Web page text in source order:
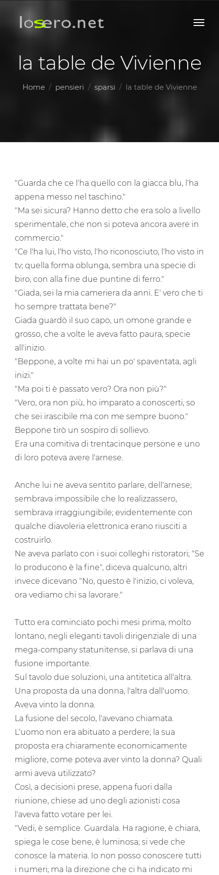
la table de Vivienne
Home pensieri sparsi la table de Vivienne
"Guarda che ce l'ha quello con la giacca blu, l'ha
appena messo nel taschino."
"Ma sei sicura? Hanno detto che era solo a livello
sperimentale, che non si poteva ancora avere in
commercio."
"Ce l'ha lui, l'ho visto, l'ho riconosciuto, l'ho visto in
tv; quella forma oblunga, sembra una specie di
biro, con alla fine due puntine di ferro."
"Giada, sei la mia cameriera da anni. E' vero che ti
ho sempre trattata bene?"
Giada guardò il suo capo, un omone grande e
grosso, che a volte le aveva fatto paura, specie
all'inizio.
"Beppone, a volte mi hai un po' spaventata, agli
inizi."
"Ma poi ti è passato vero? Ora non più?"
"Vero, ora non più, ho imparato a conoscerti, so
che sei irascibile ma con me sempre buono."
Beppone tirò un sospiro di sollievo.
Era una comitiva di trentacinque persone e uno
di loro poteva avere l'arnese.
Anche lui ne aveva sentito parlare, dell'arnese;
sembrava impossibile che lo realizzassero,
sembrava irraggiungibile; evidentemente con
qualche diavoleria elettronica erano riusciti a
costruirlo.
Ne aveva parlato con i suoi colleghi ristoratori; "Se
lo producono è la fine", diceva qualcuno, altri
invece dicevano "No, questo è l'inizio, ci voleva,
ora vediamo chi sa lavorare."
Tutto era cominciato pochi mesi prima, molto
lontano, negli eleganti tavoli dirigenziale di una
mega-company statunitense, si parlava di una
fusione importante.
Sul tavolo due soluzioni, una antitetica all'altra.
Una proposta da una donna, l'altra dall'uomo.
Aveva vinto la donna.
La fusione del secolo, l'avevano chiamata.
L'uomo non era abituato a perdere; la sua
proposta era chiaramente economicamente
migliore, come poteva aver vinto la donna? Quali
armi aveva utilizzato?
Così, a decisioni prese, appena fuori dalla
riunione, chiese ad uno degli azionisti cosa
l'aveva fatto votare per lei.
"Vedi, è semplice. Guardala. Ha ragione, è chiara,
spiega le cose bene, è luminosa; si vede che
conosce la materia. Io non posso conoscere tutti
i numeri; ma la direzione che ci ha indicato mi